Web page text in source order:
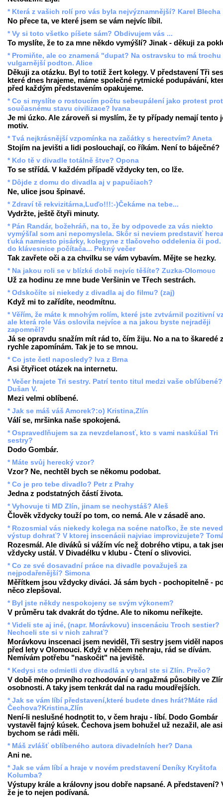
* Která z vašich rolí pro vás byla nejvýznamnější? Karel Blecha
No přece ta, ve které jsem se vám nejvíc líbil.
* Vy si toto všetko píšete sám? Obdivujem vás ...
To myslíte, že to za mne někdo vymýšlí? Jinak - děkuji za
* Promiňte, ale co znamená "dupat? Na ostravsku to má trochu
vulgarnější podton. Alice
Děkuji za otázku. Byl to totiž žert kolegy. V představení Tři
které dnes hrajeme, máme společné rytmické podupávání,
před každým představením opakujeme.
* Co si myslíte o rostoucím počtu sebeupálení jako protest
současnému stavu civilizace? Ivana
Je mi úzko. Ale zároveň si myslím, že ty případy nemají tento
motiv.
* Tvá nejkrásnější vzpomínka na začátky s herectvím? Aneta
Stojím na jevišti a lidi poslouchají, co říkám. Není to báječné?
* Kdo tě v divadle totálně štve? Opona
To se střídá. V každém případě vždycky ten, co lže.
* Dôjde z domu do divadla aj v papučiach?
Ne, ulice jsou špinavé.
* Zdraví tě rekvizitárna,Luďo!!!:-)Čekáme na tebe...
Vydržte, ještě čtyři minuty.
* Pán Randár, božehráň, na to, že by odpovede za vás niekto
vymýšľal som ani nepomyslela. Skôr si neviem predstaviť
ťuká namiesto pisárky, kolegyne z tlačoveho oddelenia či pod.
do klávesnice počítača... Pekný večer
Tak zavřete oči a za chvilku se vám vybavím. Mějte se hezky.
* Na jakou roli se v blízké době nejvíc těšíte? Zuzka-Olomouc
Už za hodinu ze mne bude Veršinin ve Třech sestrách.
* Odskočíte si niekedy z divadla aj do filmu? (zaj)
Když mi to zařídíte, neodmítnu.
* Věřím, že máte k mnohým rolím, které jste zvtvárnil pozitivní
ale která role Vás oslovila nejvíce a na jakou byste nejraději
zapomněl?
Já se opravdu snažím mít rád to, čím žiju. No a na to škaredé
rychle zapomínám. Tak je to se mnou.
* Co jste četl naposledy? Iva z Brna
Asi čtyřicet otázek na internetu.
* Večer hrajete Tri sestry. Patrí tento titul medzi vaše obľúbené?
Dušan V.
Mezi velmi oblíbené.
* Jak se máš váš Amorek?:o) Kristina,Zlín
Válí se, mršinka naše spokojená.
* Ospravedlňujem sa za nevzdelanosť, kto s vami naskúšal Tri
sestry?
Dodo Gombár.
* Máte svůj herecký vzor?
Vzor? Ne, nechtěl bych se někomu podobat.
* Co je pro tebe divadlo? Petr z Prahy
Jedna z podstatných částí života.
* Vyhovuje ti MD Zlín, jinam se nechystáš? Aleš
Člověk vždycky touží po tom, co nemá. Ale v zásadě ano.
* Rozosmial vás niekedy kolega na scéne natoľko, že ste
výstup dohrať? V ktorej inscenácii najviac improvizujete?
Rozesmál. Ale diváků si vážím víc než dobrého vtipu, a tak
vždycky ustál. V Divadélku v klubu - Čtení o slivovici.
* Co ze své dosavadní práce na divadle považuješ za
nejpodařenější? Simona
Měřítkem jsou vždycky diváci. Já sám bych - pochopitelně -
něco zlepšoval.
* Byl jste někdy nespokojeny se svým výkonem?
V průměru tak dvakrát do týdne. Ale to nikomu neříkejte.
* Videli ste aj iné, (napr. Morávkovu) inscenáciu Troch sestier?
Nechceli ste si v nich zahrať?
Morávkovu inscenaci jsem neviděl, Tři sestry jsem viděl
před lety v Olomouci. Když v něčem nehraju, rád se dívám.
Nemívám potřebu "naskočit" na jeviště.
* Kedysi ste odmietli dve divadlá a vybral ste si Zlín. Prečo?
V době mého prvního rozhodování o angažmá působily ve
osobnosti. A taky jsem tenkrát dal na radu moudřejších.
* Jak se vám líbí představení,které budete dnes hrát?Máte rád
Čechova?Kristina,Zlín
Není-li neslušné hodnotit to, v čem hraju - líbí. Dodo Gombár
vystavěl fajný kúsek. Čechova jsem bohužel už nezažil, ale asi
bychom se rádi měli.
* Máš zvlášť oblíbeného autora divadelních her? Dana
Ani ne.
* Jak se vám líbí a hraje v novém predstavení Deníky Kryštofa
Kolumba?
Výstupy krále a královny jsou dobře napsané. A představení?
že je to nejen podívaná.